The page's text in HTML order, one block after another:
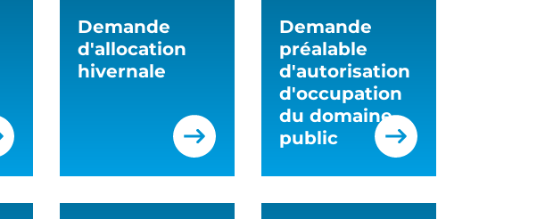
Demande
d'allocation
hivernale
Demande
préalable
d'autorisation
d'occupation
du domaine
public